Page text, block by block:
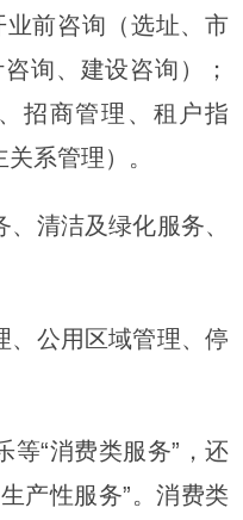
前咨询（选址、市
询、建设咨询）；
招商管理、租户指
系管理）。
清洁及绿化服务、
、公用区域管理、停
等“消费类服务”，还
产性服务”。消费类